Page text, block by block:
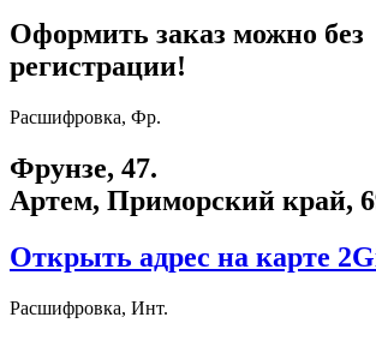
Оформить заказ можно без
регистрации!
Расшифровка, Фр.
Фрунзе, 47.
Артем, Приморский край,
Открыть адрес на карте
Расшифровка, Инт.